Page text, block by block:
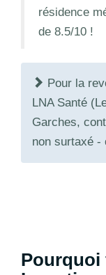
résidence
de 8.5/10 !
Pour la
LNA Santé
Garches,
non surtaxé -
Pourquoi